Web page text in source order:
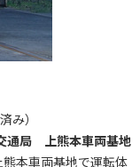
み）
通局 上熊本車両基地
本車両基地で運転体